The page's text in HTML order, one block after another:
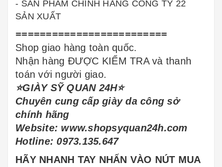
- SẢN PHẨM CHÍNH HÃNG CÔNG TY 22
SẢN XUẤT
=========================
Shop giao hàng toàn quốc.
Nhận hàng ĐƯỢC KIỂM TRA và thanh
toán với người giao.
⭐️GIÀY SỸ QUAN 24H⭐️
Chuyên cung cấp giày da công sở
chính hãng
Website: www.shopsyquan24h.com
Hotline: 0973.135.647
HÃY NHANH TAY NHẤN VÀO NÚT MUA